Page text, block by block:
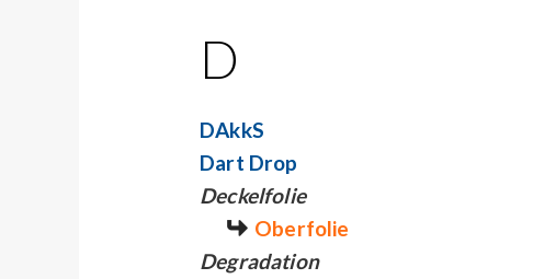
D
DAkkS
Dart Drop
Deckelfolie
Oberfolie
Degradation